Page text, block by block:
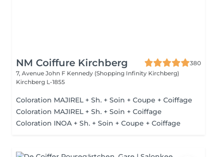
NM Coiffure Kirchberg
380
7, Avenue John F Kennedy (Shopping Infinity Kirchberg)
Kirchberg L-1855
Coloration MAJIREL + Sh. + Soin + Coupe + Coiffage
Coloration MAJIREL + Sh. + Soin + Coiffage
Coloration INOA + Sh. + Soin + Coupe + Coiffage